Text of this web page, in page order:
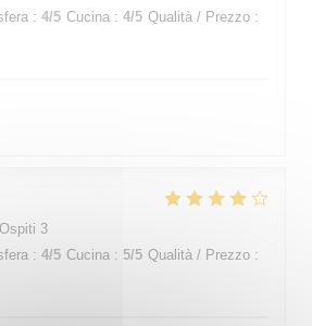
: 4/5 Cucina : 4/5 Qualità / Prezzo :
3
: 4/5 Cucina : 5/5 Qualità / Prezzo :